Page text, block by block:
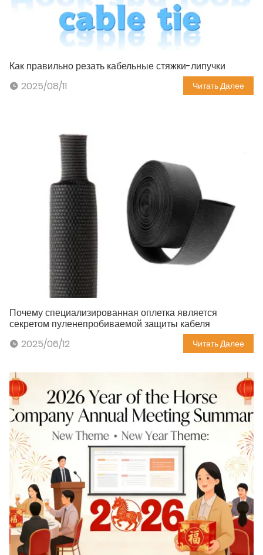
Как правильно резать кабельные стяжки-липучки
2025/08/11
Читать Далее
Почему специализированная оплетка является
секретом пуленепробиваемой защиты кабеля
2025/06/12
Читать Далее